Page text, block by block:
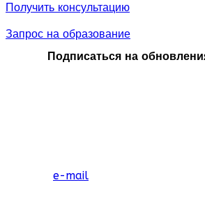
Получить консультацию
Запрос на образование
Подписаться на
e-mail